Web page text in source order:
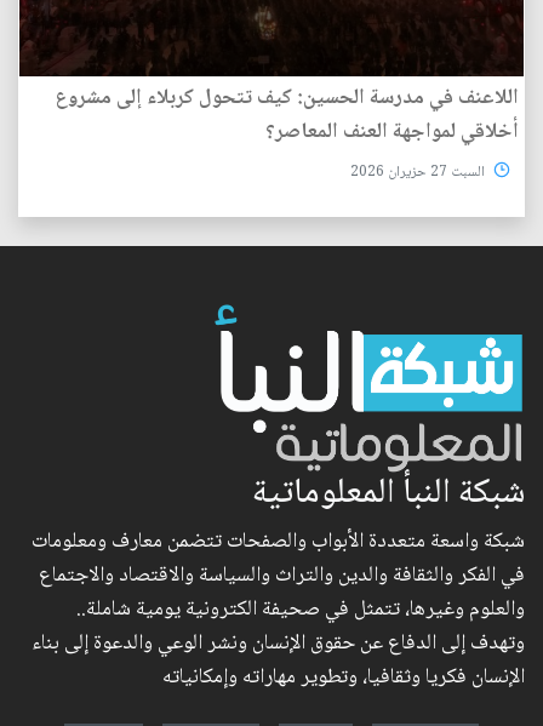
اللاعنف في مدرسة الحسين: كيف تتحول كربلاء إلى مشروع
أخلاقي لمواجهة العنف المعاصر؟
السبت 27 حزيران 2026
شبكة النبأ المعلوماتية
شبكة واسعة متعددة الأبواب والصفحات تتضمن معارف ومعلومات
في الفكر والثقافة والدين والتراث والسياسة والاقتصاد والاجتماع
والعلوم وغيرها، تتمثل في صحيفة الكترونية يومية شاملة..
وتهدف إلى الدفاع عن حقوق الإنسان ونشر الوعي والدعوة إلى بناء
الإنسان فكريا وثقافيا، وتطوير مهاراته وإمكانياته